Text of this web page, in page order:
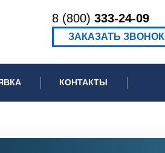
8 (800) 333-24-09
ЗАКАЗАТЬ ЗВОНОК
экспертизы
КОНТАКТЫ